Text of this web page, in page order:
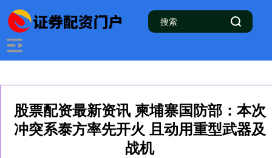
股票配资最新资讯 柬埔寨国防部：本次
冲突系泰方率先开火 且动用重型武器及
战机